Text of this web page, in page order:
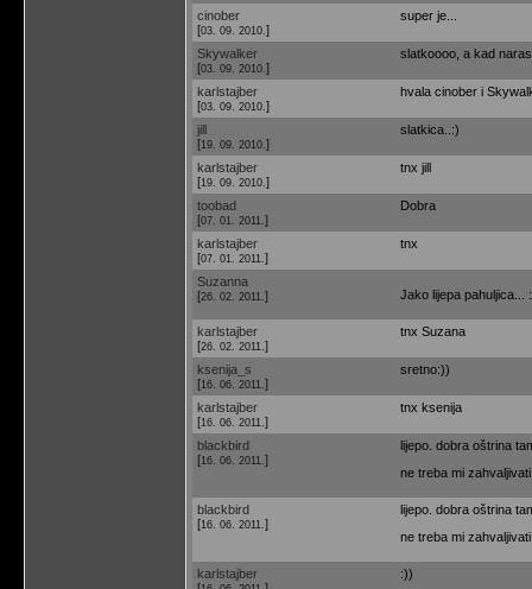
cinober
[03. 09. 2010. ]
super je...
Skywalker
[03. 09. 2010. ]
slatkoooo, a kad
karlstajber
[03. 09. 2010. ]
hvala cinober i
jill
[19. 09. 2010. ]
slatkica..:)
karlstajber
[19. 09. 2010. ]
tnx jill
toobad
[07. 01. 2011. ]
Dobra
karlstajber
[07. 01. 2011. ]
tnx
Suzanna
[26. 02. 2011. ] Jako lijepa pahuljica...
karlstajber
[26. 02. 2011. ]
tnx Suzana
ksenija_s
[16. 06. 2011. ]
sretno:))
karlstajber
[16. 06. 2011. ]
tnx ksenija
blackbird
[16. 06. 2011. ]
lijepo. dobra oštrina
ne treba mi
blackbird
[16. 06. 2011. ]
lijepo. dobra oštrina
ne treba mi
karlstajber
:))